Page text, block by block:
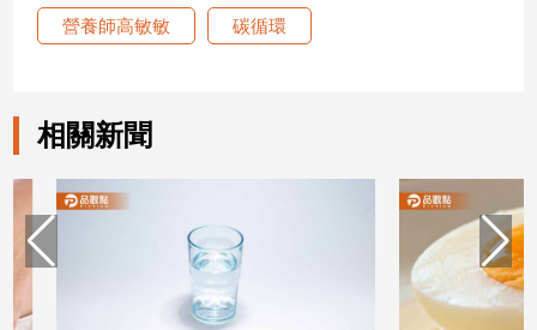
區
【我
的
觀
點】
營養師高敏敏 碳循環
相關新聞